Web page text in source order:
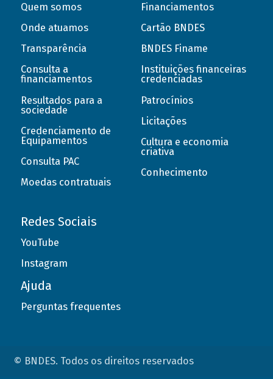
Quem somos
Onde atuamos
Transparência
Consulta a
financiamentos
Resultados para a
sociedade
Credenciamento de
Equipamentos
Consulta PAC
Moedas contratuais
Financiamentos
Cartão BNDES
BNDES Finame
Instituições financeiras
credenciadas
Patrocínios
Licitações
Cultura e economia
criativa
Conhecimento
Redes Sociais
YouTube
Instagram
Ajuda
Perguntas frequentes
© BNDES. Todos os direitos reservados